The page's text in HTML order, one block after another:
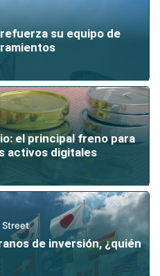
su equipo de
el principal freno para
activos digitales
Street
de inversión, ¿quién